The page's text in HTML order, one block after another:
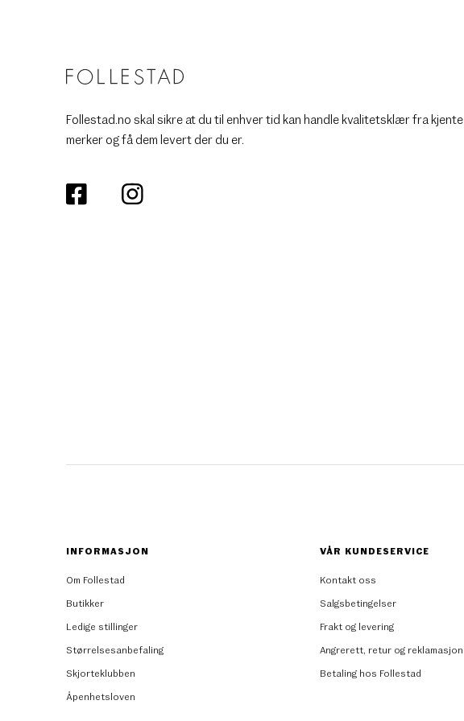
Follestad.no skal sikre at du til enhver tid kan handle kvalitetsklær fra kjente
merker og få dem levert der du er.
INFORMASJON
Om Follestad
Butikker
Ledige stillinger
Størrelsesanbefaling
Skjorteklubben
Åpenhetsloven
VÅR KUNDESERVICE
Kontakt oss
Salgsbetingelser
Frakt og levering
Angrerett, retur og reklamasjon
Betaling hos Follestad